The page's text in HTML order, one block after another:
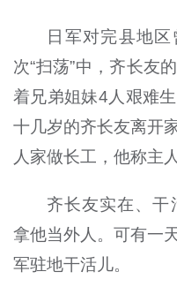
日军对完县地区
次“扫荡”中，齐长友
着兄弟姐妹4人艰难
十几岁的齐长友离开
人家做长工，他称主人
齐长友实在、干
拿他当外人。可有一
军驻地干活儿。